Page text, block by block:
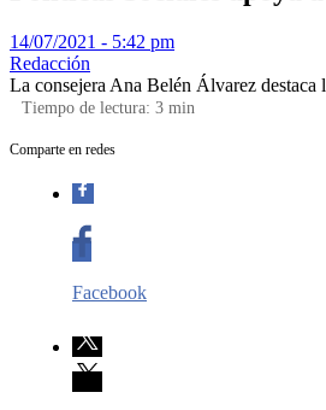
14/07/2021 - 5:42 pm
Redacción
La consejera Ana Belén Álvarez destaca
Tiempo de lectura: 3 min
Comparte en redes
Facebook